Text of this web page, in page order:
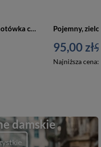
Skórzana podkówka mała banknotówka czarna - Albatros G99
95,00 zł
Najniższa cena:
damskie